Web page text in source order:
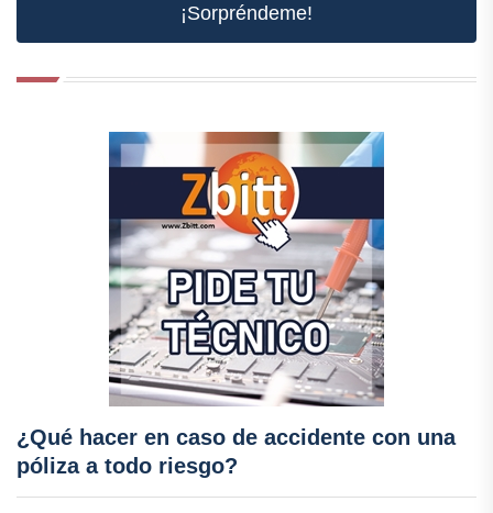
¡Sorpréndeme!
¿Qué hacer en caso de accidente con una
póliza a todo riesgo?